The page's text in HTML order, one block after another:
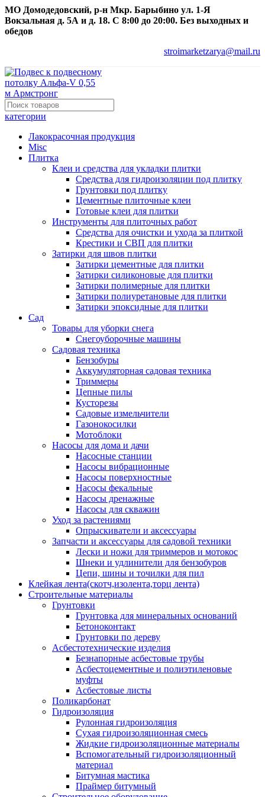
МО Домодедовский, р-н Мкр. Барыбино ул. 1-Я
Вокзальная д. 5А и д. 18. С 8:00 до 20:00. Без выходных и
обедов
stroimarketzarya@mail.ru
категории
Лакокрасочная продукция
Misc
Плитка
Клеи и средства для укладки плитки
Средства для гидроизоляции под плитку
Грунтовки под плитку
Цементные плиточные клеи
Готовые клеи для плитки
Инструменты для плиточных работ
Средства для очистки и ухода за плиткой
Крестики и СВП для плитки
Затирки для швов плитки
Затирки цементные для плитки
Затирки силиконовые для плитки
Затирки полимерные для плитки
Затирки полиуретановые для плитки
Затирки эпоксидные для плитки
Сад
Товары для уборки снега
Снегоуборочные машины
Садовая техника
Бензобуры
Аккумуляторная садовая техника
Триммеры
Цепные пилы
Кусторезы
Садовые измельчители
Газонокосилки
Мотоблоки
Насосы для дома и дачи
Насосные станции
Насосы вибрационные
Насосы поверхностные
Насосы фекальные
Насосы дренажные
Насосы для скважин
Уход за растениями
Опрыскиватели и аксессуары
Запчасти и аксессуары для садовой техники
Лески и ножи для триммеров и мотокос
Шнеки и удлинители для бензобуров
Цепи, шины и точилки для пил
Клейкая лента(скотч,изолента,торц лента)
Строительные материалы
Грунтовки
Грунтовка для минеральных оснований
Бетоноконтакт
Грунтовки по дереву
Асбестотехнические изделия
Безнапорные асбестовые трубы
Асбестоцементные и полиэтиленовые
муфты
Асбестовые листы
Поликарбонат
Гидроизоляция
Рулонная гидроизоляция
Сухая гидроизоляционная смесь
Жидкие гидроизоляционные материалы
Вспомогательный гидроизоляционный
материал
Битумная мастика
Праймер битумный